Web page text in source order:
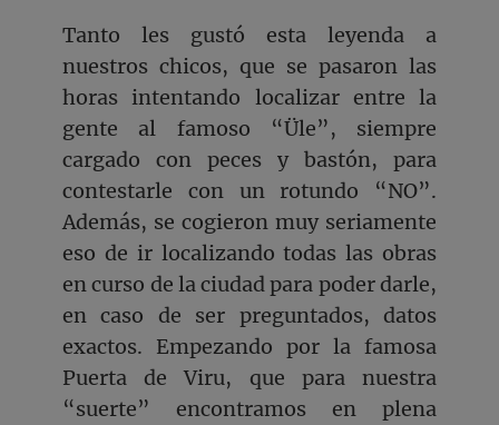
Tanto les gustó esta leyenda a
nuestros chicos, que se pasaron las
horas intentando localizar entre la
gente al famoso “Üle”, siempre
cargado con peces y bastón, para
contestarle con un rotundo “NO”.
Además, se cogieron muy seriamente
eso de ir localizando todas las obras
en curso de la ciudad para poder darle,
en caso de ser preguntados, datos
exactos. Empezando por la famosa
Puerta de Viru, que para nuestra
“suerte” encontramos en plena